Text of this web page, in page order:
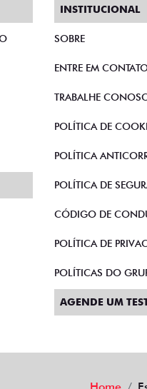
INSTITUCIONAL
SOBRE
ENTRE EM
TRABALHE
POLÍTICA DE
POLÍTICA
POLÍTICA DE
CÓDIGO DE
POLÍTICA DE
POLÍTICAS DO
AGENDE UM